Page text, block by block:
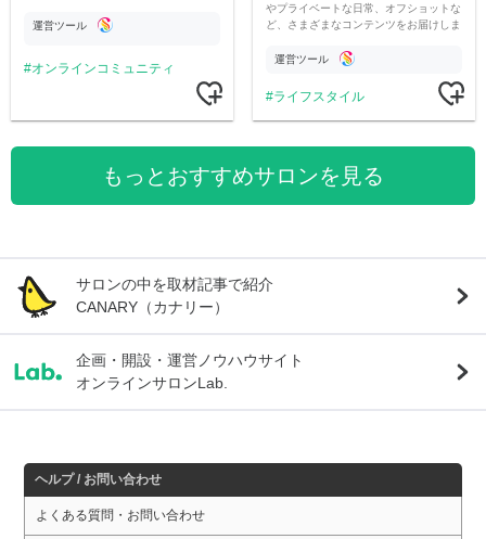
運営ツール
オンラインコミュニティ
やプライベートな日常、オフショットな
ど、さまざまなコンテンツをお届けしま
運営ツール
ライフスタイル
もっとおすすめサロンを見る
サロンの中を取材記事で紹介
CANARY（カナリー）
企画・開設・運営ノウハウサイト
オンラインサロンLab.
ヘルプ / お問い合わせ
よくある質問・お問い合わせ